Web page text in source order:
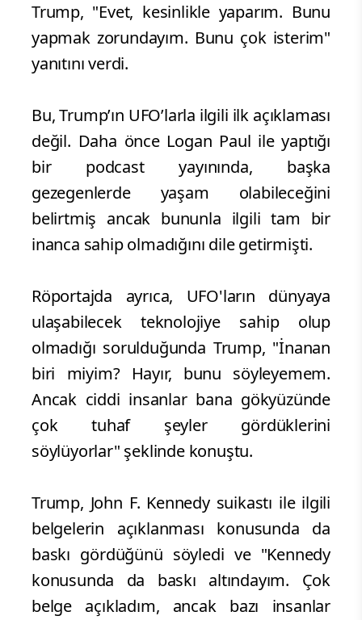
Trump, "Evet, kesinlikle yaparım. Bunu
yapmak zorundayım. Bunu çok isterim"
yanıtını verdi.
Bu, Trump’ın UFO’larla ilgili ilk açıklaması
değil. Daha önce Logan Paul ile yaptığı
bir podcast yayınında, başka
gezegenlerde yaşam olabileceğini
belirtmiş ancak bununla ilgili tam bir
inanca sahip olmadığını dile getirmişti.
Röportajda ayrıca, UFO'ların dünyaya
ulaşabilecek teknolojiye sahip olup
olmadığı sorulduğunda Trump, "İnanan
biri miyim? Hayır, bunu söyleyemem.
Ancak ciddi insanlar bana gökyüzünde
çok tuhaf şeyler gördüklerini
söylüyorlar" şeklinde konuştu.
Trump, John F. Kennedy suikastı ile ilgili
belgelerin açıklanması konusunda da
baskı gördüğünü söyledi ve "Kennedy
konusunda da baskı altındayım. Çok
belge açıkladım, ancak bazı insanlar